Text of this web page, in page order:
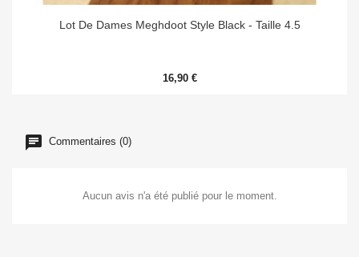
Lot De Dames Meghdoot Style Black - Taille 4.5
16,90 €
Commentaires (0)
Aucun avis n'a été publié pour le moment.